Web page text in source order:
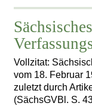
Sächsisches
Vollzitat:
vom 18. Februar
zuletzt durch
(SächsGVBl. S.